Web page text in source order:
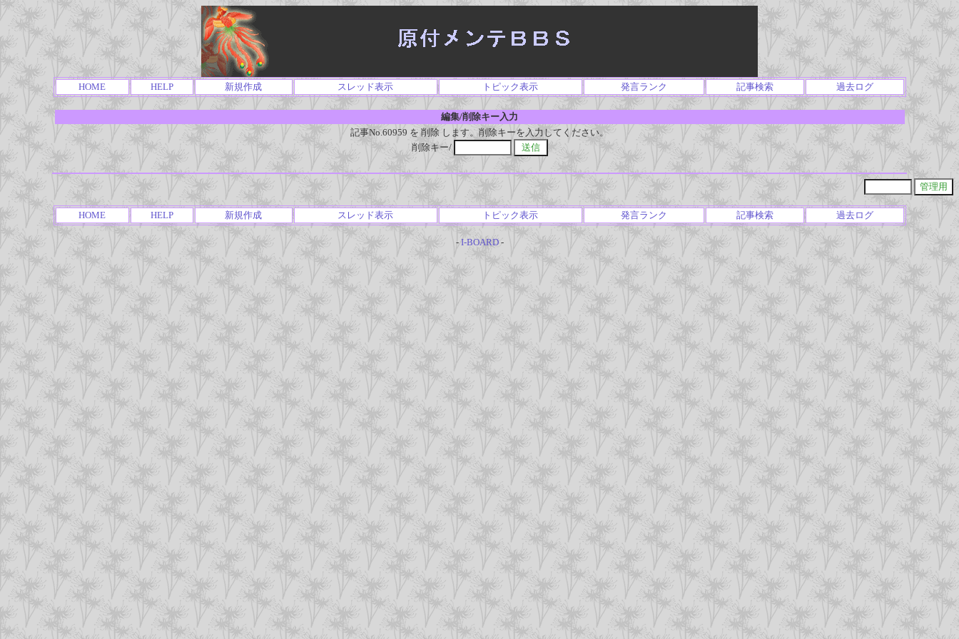
HOME HELP 新規作成 スレッド表示 トピック表示 発言ランク 記事検索 過去ログ
編集/削除キー入力
記事No.60959 を 削除 します。削除キーを入力してください。
削除キー/
HOME HELP 新規作成 スレッド表示 トピック表示 発言ランク 記事検索 過去ログ
- I-BOARD-